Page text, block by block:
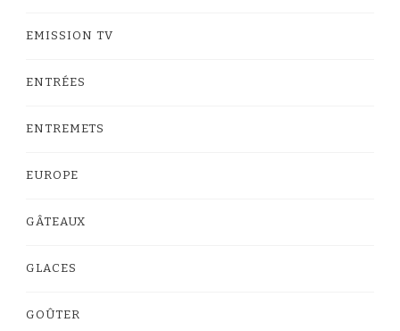
EMISSION TV
ENTRÉES
ENTREMETS
EUROPE
GÂTEAUX
GLACES
GOÛTER